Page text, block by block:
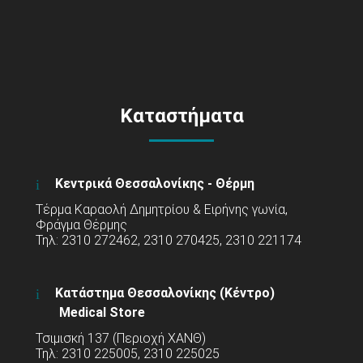
Καταστήματα
Κεντρικά Θεσσαλονίκης - Θέρμη
Τέρμα Καραολή Δημητρίου & Ειρήνης γωνία,
Φράγμα Θέρμης
Τηλ: 2310 272462, 2310 270425, 2310 221174
Κατάστημα Θεσσαλονίκης (Κέντρο)
Medical Store
Τσιμισκή 137 (Περιοχή ΧΑΝΘ)
Τηλ: 2310 225005, 2310 225025